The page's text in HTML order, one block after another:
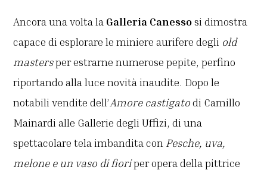
Ancora una volta la Galleria Canessosi dimostra
capace di esplorare le miniere aurifere degli old
mastersper estrarne numerose pepite, perfino
riportando alla luce novità inaudite. Dopo le
notabili vendite dell’Amore castigatodi Camillo
Mainardi alle Gallerie degli Uffizi, di una
spettacolare tela imbandita con Pesche, uva,
melone e un vaso di fioriper opera della pittrice